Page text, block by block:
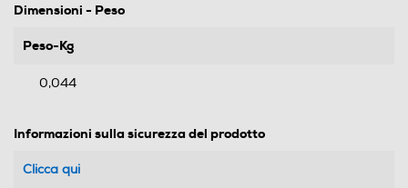
Dimensioni - Peso
Peso-Kg
0,044
Informazioni sulla sicurezza del prodotto
Clicca qui